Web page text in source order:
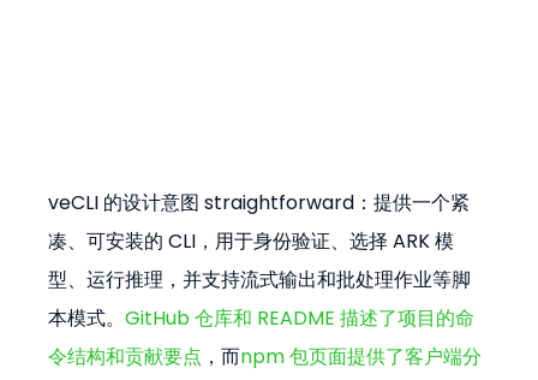
veCLI 的设计意图 straightforward：提供一个紧
凑、可安装的 CLI，用于身份验证、选择 ARK 模
型、运行推理，并支持流式输出和批处理作业等脚
本模式。GitHub 仓库和 README 描述了项目的命
令结构和贡献要点 ，而npm 包页面提供了客户端分